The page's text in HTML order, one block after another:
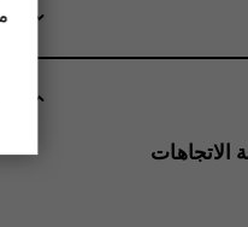
الاتجاهات